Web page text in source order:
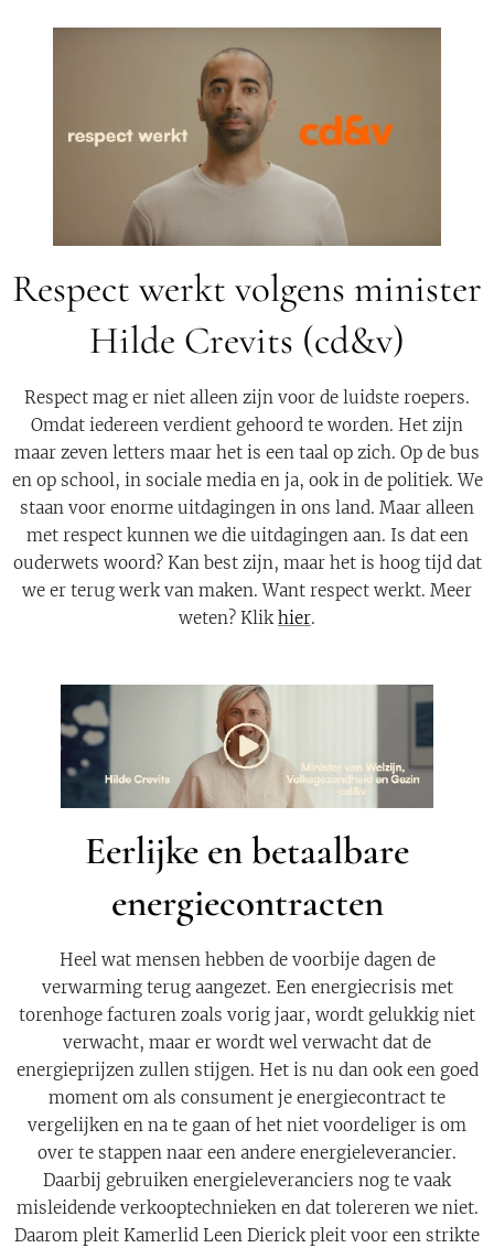
Respect werkt volgens minister
Hilde Crevits (cd&v)
Respect mag er niet alleen zijn voor de luidste roepers.
Omdat iedereen verdient gehoord te worden. Het zijn
maar zeven letters maar het is een taal op zich. Op de bus
en op school, in sociale media en ja, ook in de politiek. We
staan voor enorme uitdagingen in ons land. Maar alleen
met respect kunnen we die uitdagingen aan. Is dat een
ouderwets woord? Kan best zijn, maar het is hoog tijd dat
we er terug werk van maken. Want respect werkt. Meer
weten? Klik hier.
Eerlijke en betaalbare
energiecontracten
Heel wat mensen hebben de voorbije dagen de
verwarming terug aangezet. Een energiecrisis met
torenhoge facturen zoals vorig jaar, wordt gelukkig niet
verwacht, maar er wordt wel verwacht dat de
energieprijzen zullen stijgen. Het is nu dan ook een goed
moment om als consument je energiecontract te
vergelijken en na te gaan of het niet voordeliger is om
over te stappen naar een andere energieleverancier.
Daarbij gebruiken energieleveranciers nog te vaak
misleidende verkooptechnieken en dat tolereren we niet.
Daarom pleit Kamerlid Leen Dierick pleit voor een strikte